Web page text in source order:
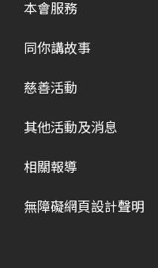
本會服務
同你講故事
慈善活動
其他活動及消息
相關報導
無障礙網頁設計聲明